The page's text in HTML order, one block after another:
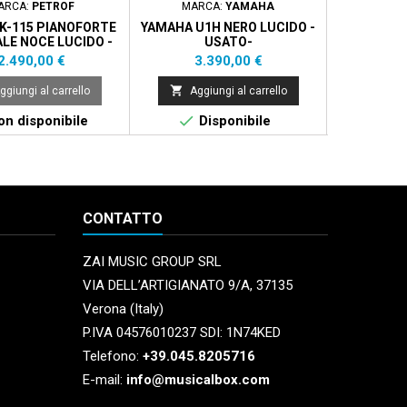
PETROF
115 PIANOFORTE
NOCE LUCIDO -
USATO- €
al carrello
disponibile
MARCA: YAMAHA
YAMAHA U1H NERO LUCIDO -
USATO-
Prezzo
3.390,00 €
 Aggiungi al carrello
 Disponibile
CONTATTO
ZAI MUSIC GROUP SRL
VIA DELL’ARTIGIANATO 9/A, 37135
Verona (Italy)
P.IVA 04576010237 SDI: 1N74KED
Telefono: +39.045.8205716
E-mail: info@musicalbox.com